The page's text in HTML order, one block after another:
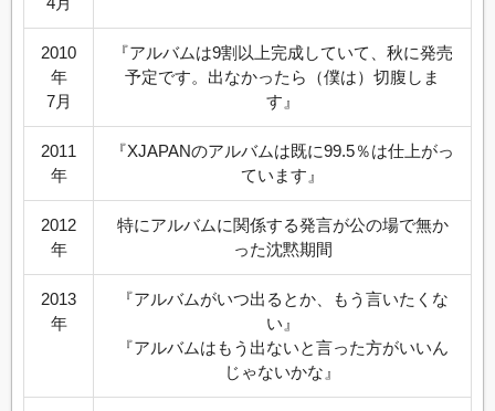
2010
年
7月
『アルバムは9割以上完成していて、秋に発売
予定です。出なかったら（僕は）切腹しま
す』
2011
年
『XJAPANのアルバムは既に99.5％は仕上がっ
ています』
2012
年
特にアルバムに関係する発言が公の場で無か
った沈黙期間
2013
年
『アルバムがいつ出るとか、もう言いたくな
い』
『アルバムはもう出ないと言った方がいいん
じゃないかな』